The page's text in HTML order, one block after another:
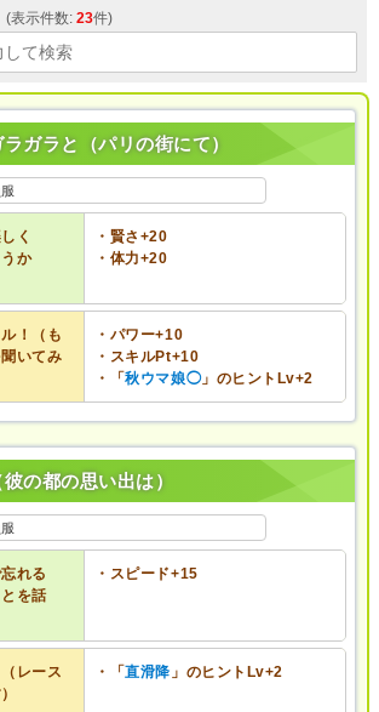
23
ガラと（パリの街にて）
く
うか
・賢さ+20
・体力+20
！（も
いてみ
・パワー+10
・スキルPt+10
・「秋ウマ娘◯」のヒントLv+2
の都の思い出は）
れる
とを話
・スピード+15
レース
・「直滑降 」のヒントLv+2